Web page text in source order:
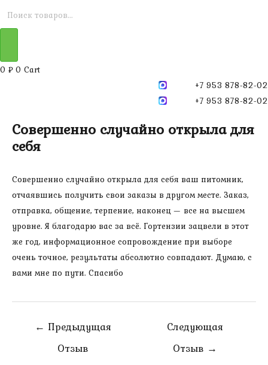
Поиск
0 ₽ 0 Cart
+7 953 878-82-02
+7 953 878-82-02
Совершенно случайно открыла для
себя
Совершенно случайно открыла для себя ваш питомник,
отчаявшись получить свои заказы в другом месте. Заказ,
отправка, общение, терпение, наконец — все на высшем
уровне. Я благодарю вас за всё. Гортензии зацвели в этот
же год, информационное сопровождение при выборе
очень точное, результаты абсолютно совпадают. Думаю, с
вами мне по пути. Спасибо
Навигация
← Предыдущая
Отзыв
Следующая
Отзыв →